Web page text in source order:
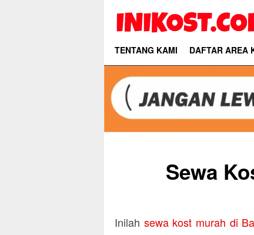
TENTANG KAMI DAFTAR AREA
Sewa
Inilah sewa kost murah di